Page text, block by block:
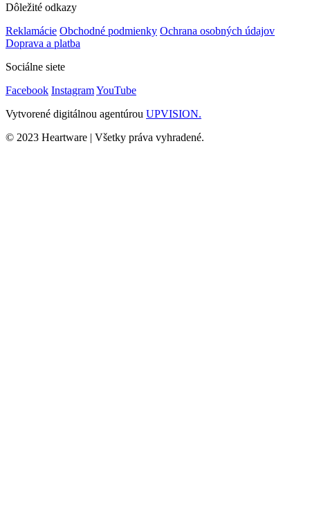
Dôležité odkazy
Reklamácie Obchodné podmienky Ochrana osobných údajov
Doprava a platba
Sociálne siete
Facebook InstagramYouTube
Vytvorené digitálnou agentúrou UPVISION.
© 2023 Heartware | Všetky práva vyhradené.